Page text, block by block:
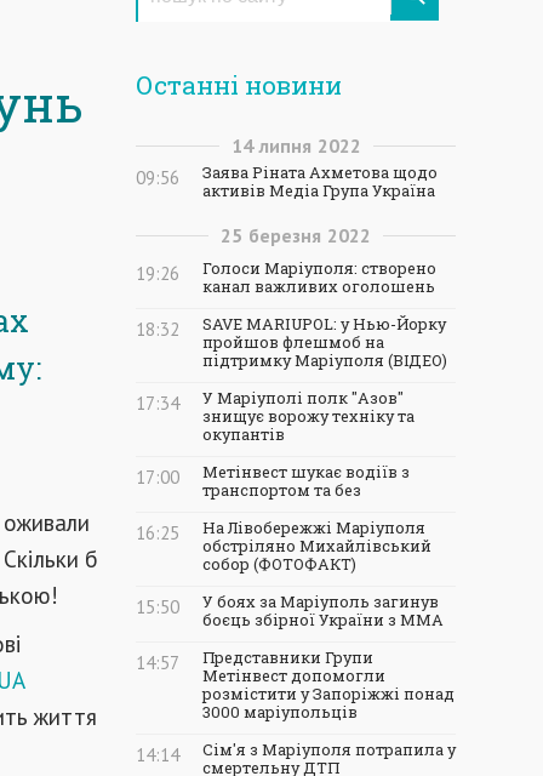
б
життя
Останні новини
14 липня 2022
09:56
Заява Ріната Ахметова щодо
активів Медіа Група Україна
25 березня 2022
19:26
Голоси Маріуполя: створено
канал важливих оголошень
18:32
SAVE MARIUPOL: у Нью-Йорку
пройшов флешмоб на
підтримку Маріуполя (ВІДЕО)
17:34
У Маріуполі полк "Азов"
знищує ворожу техніку та
окупантів
17:00
Метінвест шукає водіїв з
транспортом та без
16:25
На Лівобережжі Маріуполя
обстріляно Михайлівський
собор (ФОТОФАКТ)
15:50
У боях за Маріуполь загинув
боєць збірної України з ММА
14:57
Представники Групи
Метінвест допомогли
розмістити у Запоріжжі понад
3000 маріупольців
14:14
Сім'я з Маріуполя потрапила у
смертельну ДТП